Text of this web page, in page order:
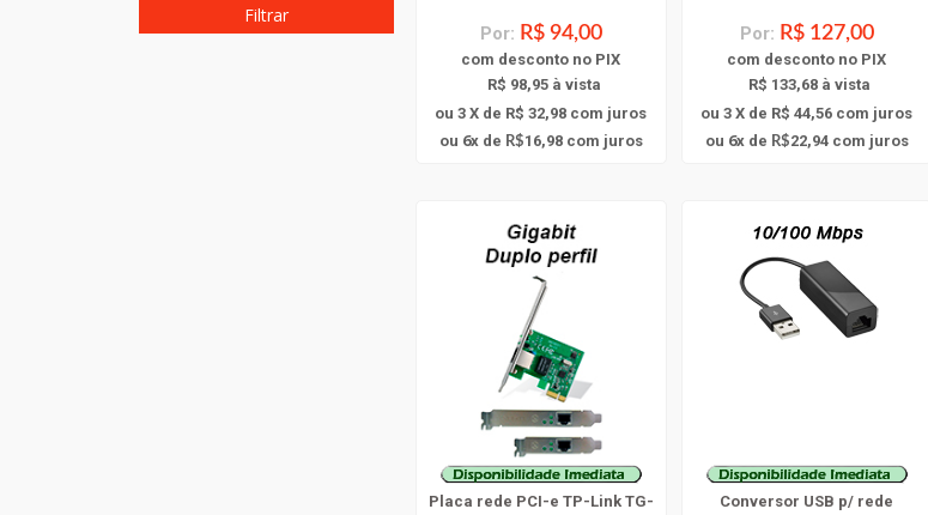
Filtrar
Por: R$ 94,00
com desconto no PIX
R$ 98,95 à vista
ou 3 X de R$ 32,98 com juros
ou 6x de R$16,98com juros
Por: R$ 127,00
com desconto no PIX
R$ 133,68 à vista
ou 3 X de R$ 44,56 com juros
ou 6x de R$22,94com juros
Placa rede PCI-e TP-Link TG-
Conversor USB p/ rede